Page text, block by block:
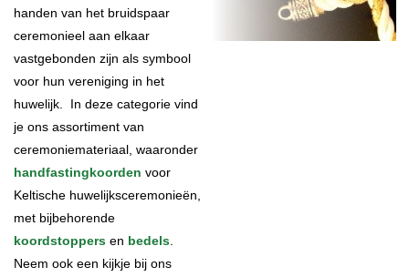
handen van het bruidspaar
ceremonieel aan elkaar
vastgebonden zijn als symbool
voor hun vereniging in het
huwelijk. In deze categorie vind
je ons assortiment van
ceremoniemateriaal, waaronder
handfastingkoorden voor
Keltische huwelijksceremonieën,
met bijbehorende
koordstoppers en bedels
Neem ook een kijkje bij ons